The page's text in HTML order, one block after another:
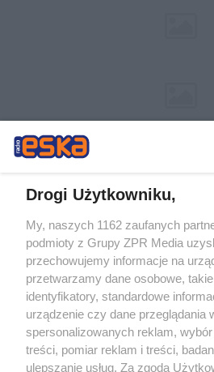
Żaden utwór zamieszczony w serwisie nie
rozpowszechniany lub dalej
tym także elektroniczny lub mechaniczny)
eksploatacji w jakiejkolwiek formie,
Internecie bez pisemnej zgody właściciela
wykorzystanie utworów w całości lub w
tzn. bez właściwej zgody, jest zabronione
ścigane prawnie.
Drogi Użytkowniku,
My, naszych 1162 zaufanych
podmioty z Grupy ZPR Media
przechowujemy informacje na
przetwarzamy dane osobowe,
identyfikatory, standardowe
urządzenie czy dane przeglądania
spersonalizowanych reklam,
treści, pomiar reklam i treści,
ulepszanie usług. Za zgodą